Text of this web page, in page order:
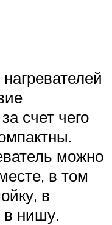
счет чего
можно
в том
в
нишу.